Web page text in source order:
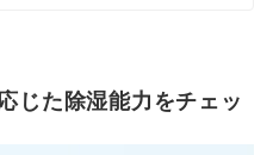
じた除湿能力をチェッ